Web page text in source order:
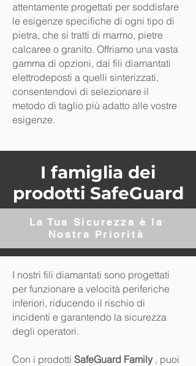
attentamente progettati per soddisfare
le esigenze specifiche di ogni tipo di
pietra, che si tratti di marmo, pietre
calcaree o granito. Offriamo una vasta
gamma di opzioni, dai fili diamantati
elettrodeposti a quelli sinterizzati,
consentendovi di selezionare il
metodo di taglio più adatto alle vostre
esigenze.
I famiglia dei
prodotti SafeGuard
La Tua Sicurezza è la
Nostra Priorità
I nostri fili diamantati sono progettati
per funzionare a velocità periferiche
inferiori, riducendo il rischio di
incidenti e garantendo la sicurezza
degli operatori.
Con i prodotti SafeGuard Family , puoi